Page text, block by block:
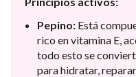
Pepino: Está
rico en vitamina E,
todo esto se
para hidratar,